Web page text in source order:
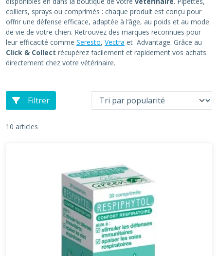
colliers, sprays ou comprimés : chaque produit est conçu pour
offrir une défense efficace, adaptée à l’âge, au poids et au mode
de vie de votre chien. Retrouvez des marques reconnues pour
leur efficacité comme Seresto, Vectra et Advantage. Grâce au
Click & Collect récupérez facilement et rapidement vos achats
directement chez votre vétérinaire.
Filtrer
10 articles